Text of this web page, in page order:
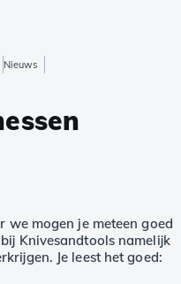
Nieuws
we mogen je meteen goed
Knivesandtools namelijk
Je leest het goed: